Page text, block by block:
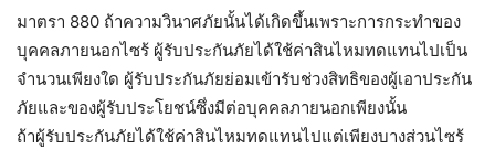
มาตรา 880 ถ้าความวินาศภัยนั้นได้เกิดขึ้นเพราะการกระทำของ
บุคคลภายนอกไซร้ ผู้รับประกันภัยได้ใช้ค่าสินไหมทดแทนไปเป็น
จำนวนเพียงใด ผู้รับประกันภัยย่อมเข้ารับช่วงสิทธิของผู้เอาประกัน
ภัยและของผู้รับประโยชน์ซึ่งมีต่อบุคคลภายนอกเพียงนั้น
ถ้าผู้รับประกันภัยได้ใช้ค่าสินไหมทดแทนไปแต่เพียงบางส่วนไซร้